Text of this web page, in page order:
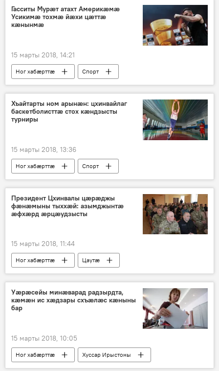
Гасситы Мурæт атахт Америкæмæ
Усикимæ тохмæ йæхи цæттæ
кæнынмæ
15 марты 2018, 14:21
Ног хабӕрттӕ Спорт
Хъайтарты ном арынæн: цхинвайлаг
баскетболисттæ стох кæндзысты
турниры
15 марты 2018, 13:36
Ног хабӕрттӕ
Спорт
Хуссар Ирыстоны
Президент Цхинвалы цæрæджы
фæнæмыны тыххæй: азымджынтæ
æфхæрд æрцæудзысты
15 марты 2018, 11:44
Ног хабӕрттӕ
Цаутӕ
Хуссар Ирыстоны
Уæрæсейы минæварад радзырдта,
кæмæн ис хæдзары схъæлæс кæныны
бар
15 марты 2018, 10:05
Ног хабӕрттӕ Хуссар Ирыстоны